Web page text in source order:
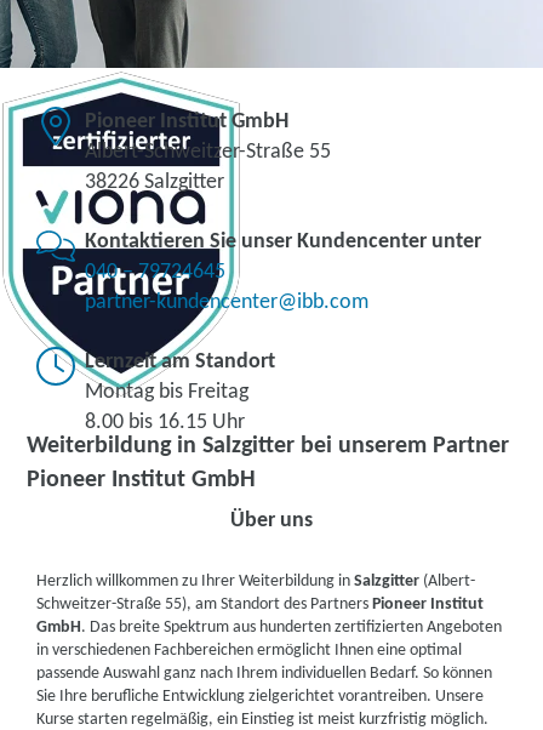
Weiterbildung in Salzgitter bei unserem Partner
Pioneer Institut GmbH
Pioneer Institut GmbH
Albert-Schweitzer-Straße 55
38226 Salzgitter
Kontaktieren Sie unser Kundencenter unter
040 – 79724645
partner-kundencenter@ibb.com
Lernzeit am Standort
Montag bis Freitag
8.00 bis 16.15 Uhr
Über uns
Herzlich willkommen zu Ihrer Weiterbildung inSalzgitter (Albert-
Schweitzer-Straße 55), am Standort des PartnersPioneer Institut
GmbH. Das breite Spektrum aus hunderten zertifizierten Angeboten
in verschiedenen Fachbereichen ermöglicht Ihnen eine optimal
passende Auswahl ganz nach Ihrem individuellen Bedarf. So können
Sie Ihre berufliche Entwicklung zielgerichtet vorantreiben. Unsere
Kurse starten regelmäßig, ein Einstieg ist meist kurzfristig möglich.